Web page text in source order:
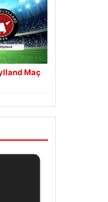
Maç